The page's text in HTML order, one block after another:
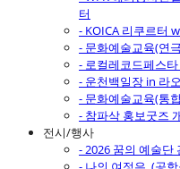
터
- KOICA 리쿠르터
- 문화예술교육(연
- 로컬레코드페스
- 운천백일장 in 라
- 문화예술교육(통
- 참파삭 홍보굿즈
전시/행사
- 2026 꿈의 예술단